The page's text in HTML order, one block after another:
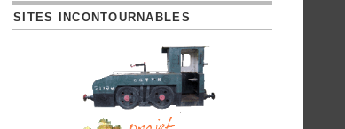
SITES INCONTOURNABLES